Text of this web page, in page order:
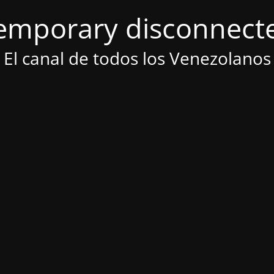
El canal de todos los Venezolanos